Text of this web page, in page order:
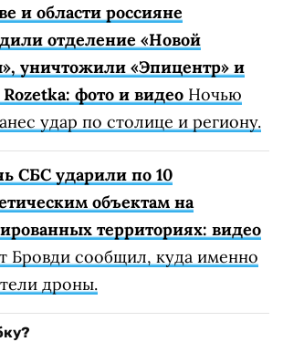
и области россияне
отделение «Новой
уничтожили «Эпицентр» и
фото и видео Ночью
удар по столице и региону.
СБС ударили по 10
объектам на
территориях: видео
Бровди сообщил, куда именно
дроны.